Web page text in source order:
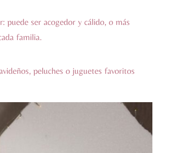
puede ser acogedor y cálido, o más
familia.
peluches o juguetes favoritos